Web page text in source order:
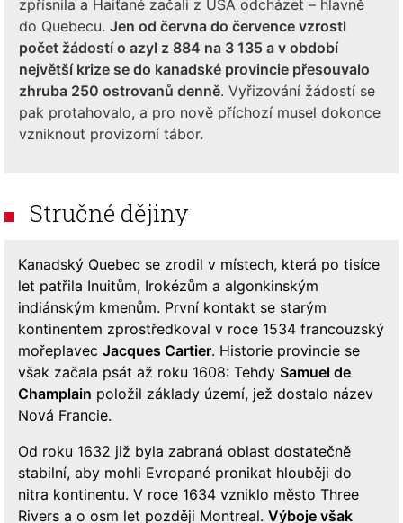
zpřísnila a Haiťané začali z USA odcházet – hlavně
do Quebecu. Jen od června do července vzrostl
počet žádostí o azyl z 884 na 3 135 a v období
největší krize se do kanadské provincie přesouvalo
zhruba 250 ostrovanů denně. Vyřizování žádostí se
pak protahovalo, a pro nově příchozí musel dokonce
vzniknout provizorní tábor.
Stručné dějiny
Kanadský Quebec se zrodil v místech, která po tisíce
let patřila Inuitům, Irokézům a algonkinským
indiánským kmenům. První kontakt se starým
kontinentem zprostředkoval v roce 1534 francouzský
mořeplavec Jacques Cartier. Historie provincie se
však začala psát až roku 1608: Tehdy Samuel de
Champlain položil základy území, jež dostalo název
Nová Francie.
Od roku 1632 již byla zabraná oblast dostatečně
stabilní, aby mohli Evropané pronikat hlouběji do
nitra kontinentu. V roce 1634 vzniklo město Three
Rivers a o osm let později Montreal. Výboje však